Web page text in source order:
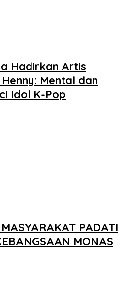
Hadirkan Artis
Mental dan
Idol K-Pop
PADATI
MONAS